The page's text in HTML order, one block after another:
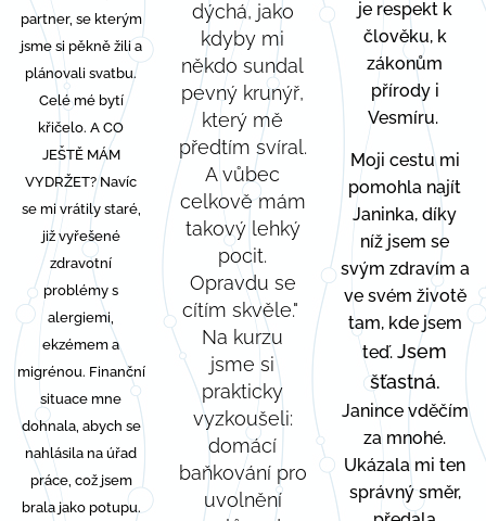
partner, se kterým
jsme si pěkně žili a
plánovali svatbu.
Celé mé bytí
křičelo. A CO
JEŠTĚ MÁM
VYDRŽET? Navíc
se mi vrátily staré,
již vyřešené
zdravotní
problémy s
alergiemi,
ekzémem a
migrénou. Finanční
situace mne
dohnala, abych se
nahlásila na úřad
práce, což jsem
brala jako potupu.
dýchá, jako
kdyby mi
někdo sundal
pevný krunýř,
který mě
předtím svíral.
A vůbec
celkově mám
takový lehký
pocit.
Opravdu se
cítím skvěle."
Na kurzu
jsme si
prakticky
vyzkoušeli:
domácí
baňkování pro
uvolnění
je respekt k
člověku, k
zákonům
přírody i
Vesmíru.
Moji cestu mi
pomohla najít
Janinka, díky
níž jsem se
svým zdravím a
ve svém životě
tam, kde jsem
teď.Jsem
šťastná.
Janince vděčím
za mnohé.
Ukázala mi ten
správný směr,